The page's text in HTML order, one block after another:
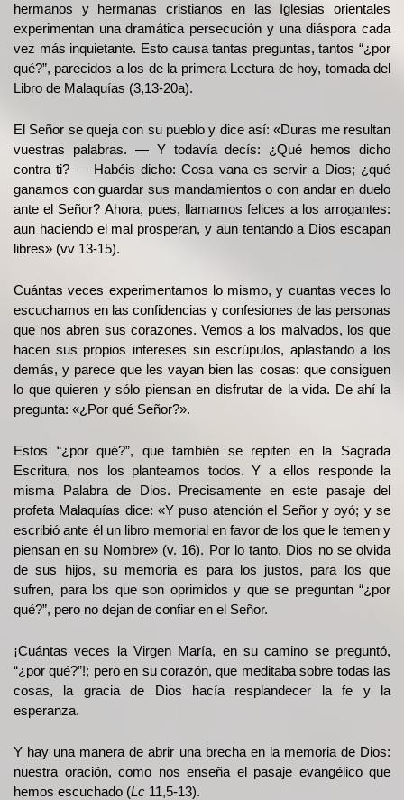
hermanos y hermanas cristianos en las Iglesias orientales
experimentan una dramática persecución y una diáspora cada
vez más inquietante. Esto causa tantas preguntas, tantos “¿por
qué?”, parecidos a los de la primera Lectura de hoy, tomada del
Libro de Malaquías (3,13-20a).
El Señor se queja con su pueblo y dice así: «Duras me resultan
vuestras palabras. ― Y todavía decís: ¿Qué hemos dicho
contra ti? ― Habéis dicho: Cosa vana es servir a Dios; ¿qué
ganamos con guardar sus mandamientos o con andar en duelo
ante el Señor? Ahora, pues, llamamos felices a los arrogantes:
aun haciendo el mal prosperan, y aun tentando a Dios escapan
libres» (vv 13-15).
Cuántas veces experimentamos lo mismo, y cuantas veces lo
escuchamos en las confidencias y confesiones de las personas
que nos abren sus corazones. Vemos a los malvados, los que
hacen sus propios intereses sin escrúpulos, aplastando a los
demás, y parece que les vayan bien las cosas: que consiguen
lo que quieren y sólo piensan en disfrutar de la vida. De ahí la
pregunta: «¿Por qué Señor?».
Estos “¿por qué?”, ​​que también se repiten en la Sagrada
Escritura, nos los planteamos todos. Y a ellos responde la
misma Palabra de Dios. Precisamente en este pasaje del
profeta Malaquías dice: «Y puso atención el Señor y oyó; y se
escribió ante él un libro memorial en favor de los que le temen y
piensan en su Nombre» (v. 16). Por lo tanto, Dios no se olvida
de sus hijos, su memoria es para los justos, para los que
sufren, para los que son oprimidos y que se preguntan “¿por
qué?”, ​​pero no dejan de confiar en el Señor.
¡Cuántas veces la Virgen María, en su camino se preguntó,
“¿por qué?”!; pero en su corazón, que meditaba sobre todas las
cosas, la gracia de Dios hacía resplandecer la fe y la
esperanza.
Y hay una manera de abrir una brecha en la memoria de Dios:
nuestra oración, como nos enseña el pasaje evangélico que
hemos escuchado (Lc 11,5-13).